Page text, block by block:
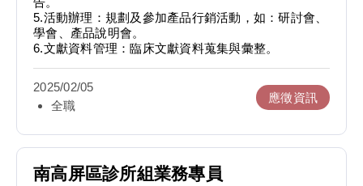
5.活動辦理：規劃及參加產品行銷活動，如：研討會、
學會、產品說明會。
6.文獻資料管理：臨床文獻資料蒐集與彙整。
2025/02/05
全職
應徵資訊
南高屏區診所組業務專員